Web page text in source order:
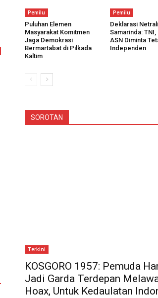
Pemilu
Puluhan Elemen
Masyarakat Komitmen
Jaga Demokrasi
Bermartabat di Pilkada
Kaltim
Pemilu
Deklarasi
Samarinda:
ASN Diminta
Independen
SOROTAN
Terkini
KOSGORO 1957: Pemuda
Jadi Garda Terdepan
Hoax, Untuk Kedaulatan